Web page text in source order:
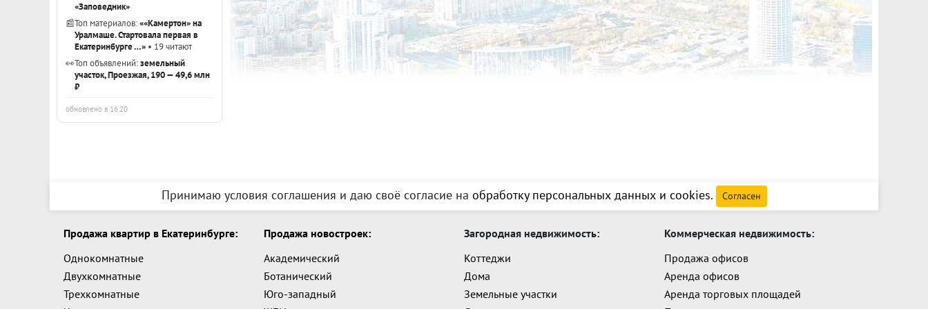
«Заповедник»
📰Топ материалов:««Камертон» на
Уралмаше. Стартовала первая в
Екатеринбурге …» • 19 читают
👀Топ объявлений:земельный
участок, Проезжая, 190 — 49,6 млн
₽
обновлено в 16:20
(после выкупа — ваш).Общая площадь зданий: ~2 2492 кв.м.???? Производственный
корпус (под склад/цех):· Площадь: 1 631.2 кв.м (под грузовой транспорт).· Высота ворот: 5
м (заезд для фур).????️ Малый цех (под мастерскую/склад):· Площадь: 138,8 кв.м.????
Административно-бытовой корпус:· Площадь: 479 кв.м (2 этажа, кирпич).· Состояние:
Ремонт крыши (2024), новые пластиковые окна (2024), офисные кабинеты с мебелью и
аппараты, станки, электроинструмент.???? КОМУ ЭТО ВЫГОДНО:✅ Стартапы и средний
бизнес: Нет миллиардов на выкуп сразу? Начните с аренды, встройте выкуп в
спрос на этом месте. Если пойдет — через год-два объект ваш.✅ IT / ЦОД:
Зарезервируйте мощностной актив под 50 МВт уже сегодня, не вкладывая всю сумму
сразу. Платите аренду, пока строите бизнес, и выкупите, когда ЦОД выйдет на полную
мощность.✅ Логистические операторы: Зафиксируйте ставку аренды сейчас, а через 3-4
года получите складской комплекс в собственность по цене аренды.????
Принимаю условия соглашения и даю своё согласие на обработку персональных данных и cookies. Согласен
Продажа квартир в Екатеринбурге:
Однокомнатные
Двухкомнатные
Трехкомнатные
Продажа новостроек:
Академический
Ботанический
Юго-западный
Загородная недвижимость:
Коттеджи
Дома
Земельные участки
Коммерческая недвижимость:
Продажа офисов
Аренда офисов
Аренда торговых площадей